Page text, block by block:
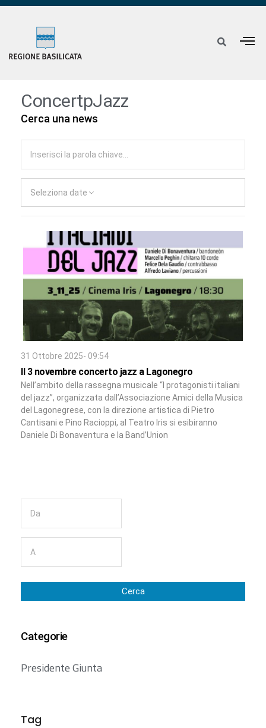
ConcertpJazz
Cerca una news
Seleziona date
31 Ottobre 2025- 09:54
Il 3 novembre concerto jazz a Lagonegro
Nell’ambito della rassegna musicale “I protagonisti italiani
del jazz”, organizzata dall’Associazione Amici della Musica
del Lagonegrese, con la direzione artistica di Pietro
Cantisani e Pino Racioppi, al Teatro Iris si esibiranno
Daniele Di Bonaventura e la Band’Union
Cerca
Categorie
Presidente Giunta
Tag